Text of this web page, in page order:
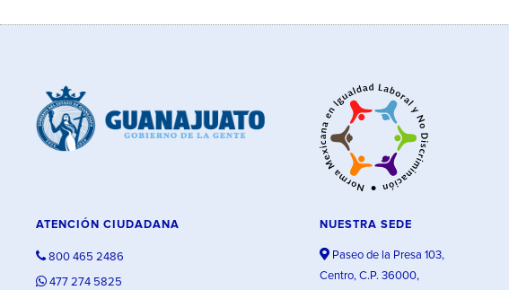
ATENCIÓN CIUDADANA
800 465 2486
477 274 5825
NUESTRA SEDE
Paseo de la Presa 103,
Centro, C.P. 36000,